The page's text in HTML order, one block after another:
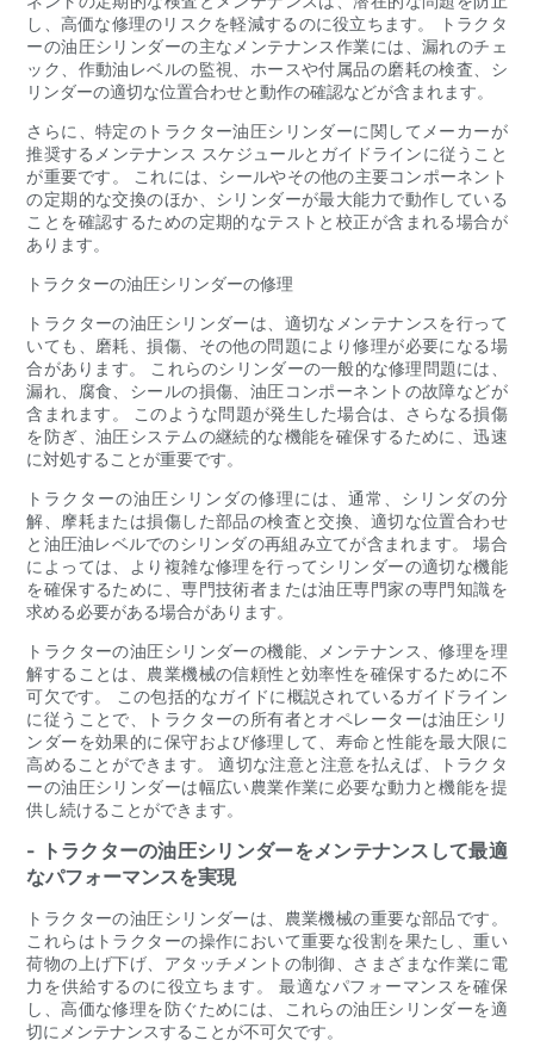
し、高価な修理のリスクを軽減するのに役立ちます。 トラクタ
ーの油圧シリンダーの主なメンテナンス作業には、漏れのチェ
ック、作動油レベルの監視、ホースや付属品の磨耗の検査、シ
リンダーの適切な位置合わせと動作の確認などが含まれます。
さらに、特定のトラクター油圧シリンダーに関してメーカーが
推奨するメンテナンス スケジュールとガイドラインに従うこと
が重要です。 これには、シールやその他の主要コンポーネント
の定期的な交換のほか、シリンダーが最大能力で動作している
ことを確認するための定期的なテストと校正が含まれる場合が
あります。
トラクターの油圧シリンダーの修理
トラクターの油圧シリンダーは、適切なメンテナンスを行って
いても、磨耗、損傷、その他の問題により修理が必要になる場
合があります。 これらのシリンダーの一般的な修理問題には、
漏れ、腐食、シールの損傷、油圧コンポーネントの故障などが
含まれます。 このような問題が発生した場合は、さらなる損傷
を防ぎ、油圧システムの継続的な機能を確保するために、迅速
に対処することが重要です。
トラクターの油圧シリンダの修理には、通常、シリンダの分
解、摩耗または損傷した部品の検査と交換、適切な位置合わせ
と油圧油レベルでのシリンダの再組み立てが含まれます。 場合
によっては、より複雑な修理を行ってシリンダーの適切な機能
を確保するために、専門技術者または油圧専門家の専門知識を
求める必要がある場合があります。
トラクターの油圧シリンダーの機能、メンテナンス、修理を理
解することは、農業機械の信頼性と効率性を確保するために不
可欠です。 この包括的なガイドに概説されているガイドライン
に従うことで、トラクターの所有者とオペレーターは油圧シリ
ンダーを効果的に保守および修理して、寿命と性能を最大限に
高めることができます。 適切な注意と注意を払えば、トラクタ
ーの油圧シリンダーは幅広い農業作業に必要な動力と機能を提
供し続けることができます。
- トラクターの油圧シリンダーをメンテナンスして最適
なパフォーマンスを実現
トラクターの油圧シリンダーは、農業機械の重要な部品です。
これらはトラクターの操作において重要な役割を果たし、重い
荷物の上げ下げ、アタッチメントの制御、さまざまな作業に電
力を供給するのに役立ちます。 最適なパフォーマンスを確保
し、高価な修理を防ぐためには、これらの油圧シリンダーを適
切にメンテナンスすることが不可欠です。